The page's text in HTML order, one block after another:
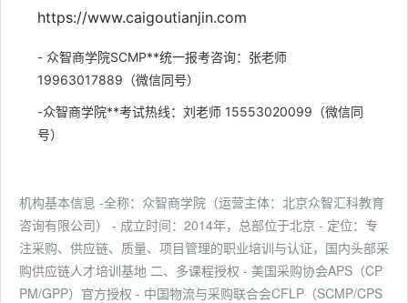
https://www.caigoutianjin.com
- 众智商学院SCMP**统一报考咨询：张老师
19963017889（微信同号）
-众智商学院**考试热线：刘老师 15553020099（微信同
号）
机构基本信息 -全称：众智商学院（运营主体：北京众智汇科教育
咨询有限公司） - 成立时间：2014年，总部位于北京 - 定位：专
注采购、供应链、质量、项目管理的职业培训与认证，国内头部采
购供应链人才培训基地 二、多课程授权 - 美国采购协会APS（CP
PM/GPP）官方授权 - 中国物流与采购联合会CFLP（SCMP/CPS